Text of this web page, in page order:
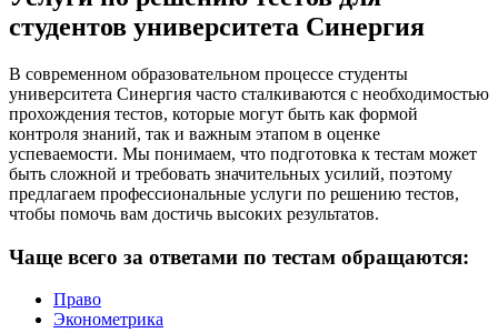
студентов университета Синергия
В современном образовательном процессе студенты
университета Синергия часто сталкиваются с необходимостью
прохождения тестов, которые могут быть как формой
контроля знаний, так и важным этапом в оценке
успеваемости. Мы понимаем, что подготовка к тестам может
быть сложной и требовать значительных усилий, поэтому
предлагаем профессиональные услуги по решению тестов,
чтобы помочь вам достичь высоких результатов.
Чаще всего за ответами по тестам обращаются:
Право
Эконометрика